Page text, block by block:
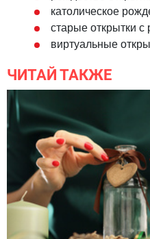
католическое
старые открытки с
виртуальные
ЧИТАЙ ТАКЖЕ